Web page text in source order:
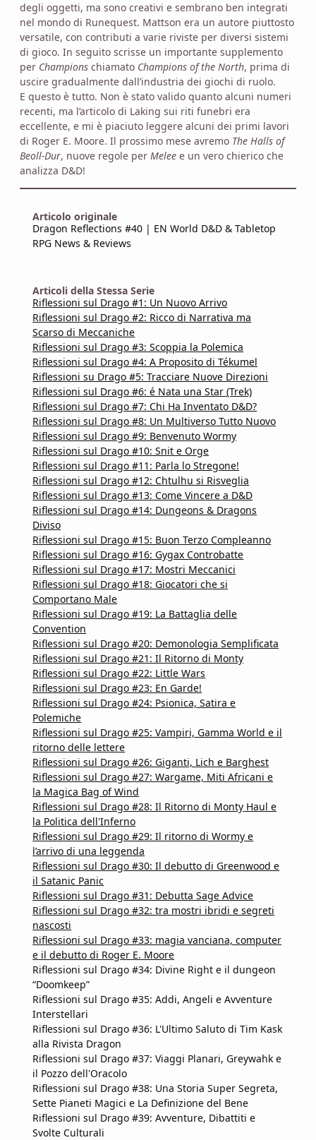
degli oggetti, ma sono creativi e sembrano ben integrati
nel mondo di Runequest. Mattson era un autore piuttosto
versatile, con contributi a varie riviste per diversi sistemi
di gioco. In seguito scrisse un importante supplemento
per Champions chiamato Champions of the North, prima di
uscire gradualmente dall’industria dei giochi di ruolo.
E questo è tutto. Non è stato valido quanto alcuni numeri
recenti, ma l’articolo di Laking sui riti funebri era
eccellente, e mi è piaciuto leggere alcuni dei primi lavori
di Roger E. Moore. Il prossimo mese avremo The Halls of
Beoll-Dur, nuove regole per Melee e un vero chierico che
analizza D&D!
Articolo originale
Dragon Reflections #40 | EN World D&D & Tabletop
RPG News & Reviews
Articoli della Stessa Serie
Riflessioni sul Drago #1: Un Nuovo Arrivo
Riflessioni sul Drago #2: Ricco di Narrativa ma
Scarso di Meccaniche
Riflessioni sul Drago #3: Scoppia la Polemica
Riflessioni sul Drago #4: A Proposito di Tékumel
Riflessioni su Drago #5: Tracciare Nuove Direzioni
Riflessioni sul Drago #6: é Nata una Star (Trek)
Riflessioni sul Drago #7: Chi Ha Inventato D&D?
Riflessioni sul Drago #8: Un Multiverso Tutto Nuovo
Riflessioni sul Drago #9: Benvenuto Wormy
Riflessioni sul Drago #10: Snit e Orge
Riflessioni sul Drago #11: Parla lo Stregone!
Riflessioni sul Drago #12: Chtulhu si Risveglia
Riflessioni sul Drago #13: Come Vincere a D&D
Riflessioni sul Drago #14: Dungeons & Dragons
Diviso
Riflessioni sul Drago #15: Buon Terzo Compleanno
Riflessioni sul Drago #16: Gygax Controbatte
Riflessioni sul Drago #17: Mostri Meccanici
Riflessioni sul Drago #18: Giocatori che si
Comportano Male
Riflessioni sul Drago #19: La Battaglia delle
Convention
Riflessioni sul Drago #20: Demonologia Semplificata
Riflessioni sul Drago #21: Il Ritorno di Monty
Riflessioni sul Drago #22: Little Wars
Riflessioni sul Drago #23: En Garde!
Riflessioni sul Drago #24: Psionica, Satira e
Polemiche
Riflessioni sul Drago #25: Vampiri, Gamma World e il
ritorno delle lettere
Riflessioni sul Drago #26: Giganti, Lich e Barghest
Riflessioni sul Drago #27: Wargame, Miti Africani e
la Magica Bag of Wind
Riflessioni sul Drago #28: Il Ritorno di Monty Haul e
la Politica dell'Inferno
Riflessioni sul Drago #29: Il ritorno di Wormy e
l’arrivo di una leggenda
Riflessioni sul Drago #30: Il debutto di Greenwood e
il Satanic Panic
Riflessioni sul Drago #31: Debutta Sage Advice
Riflessioni sul Drago #32: tra mostri ibridi e segreti
nascosti
Riflessioni sul Drago #33: magia vanciana, computer
e il debutto di Roger E. Moore
Riflessioni sul Drago #34: Divine Right e il dungeon
“Doomkeep”
Riflessioni sul Drago #35: Addi, Angeli e Avventure
Interstellari
Riflessioni sul Drago #36: L'Ultimo Saluto di Tim Kask
alla Rivista Dragon
Riflessioni sul Drago #37: Viaggi Planari, Greywahk e
il Pozzo dell'Oracolo
Riflessioni sul Drago #38: Una Storia Super Segreta,
Sette Pianeti Magici e La Definizione del Bene
Riflessioni sul Drago #39: Avventure, Dibattiti e
Svolte Culturali